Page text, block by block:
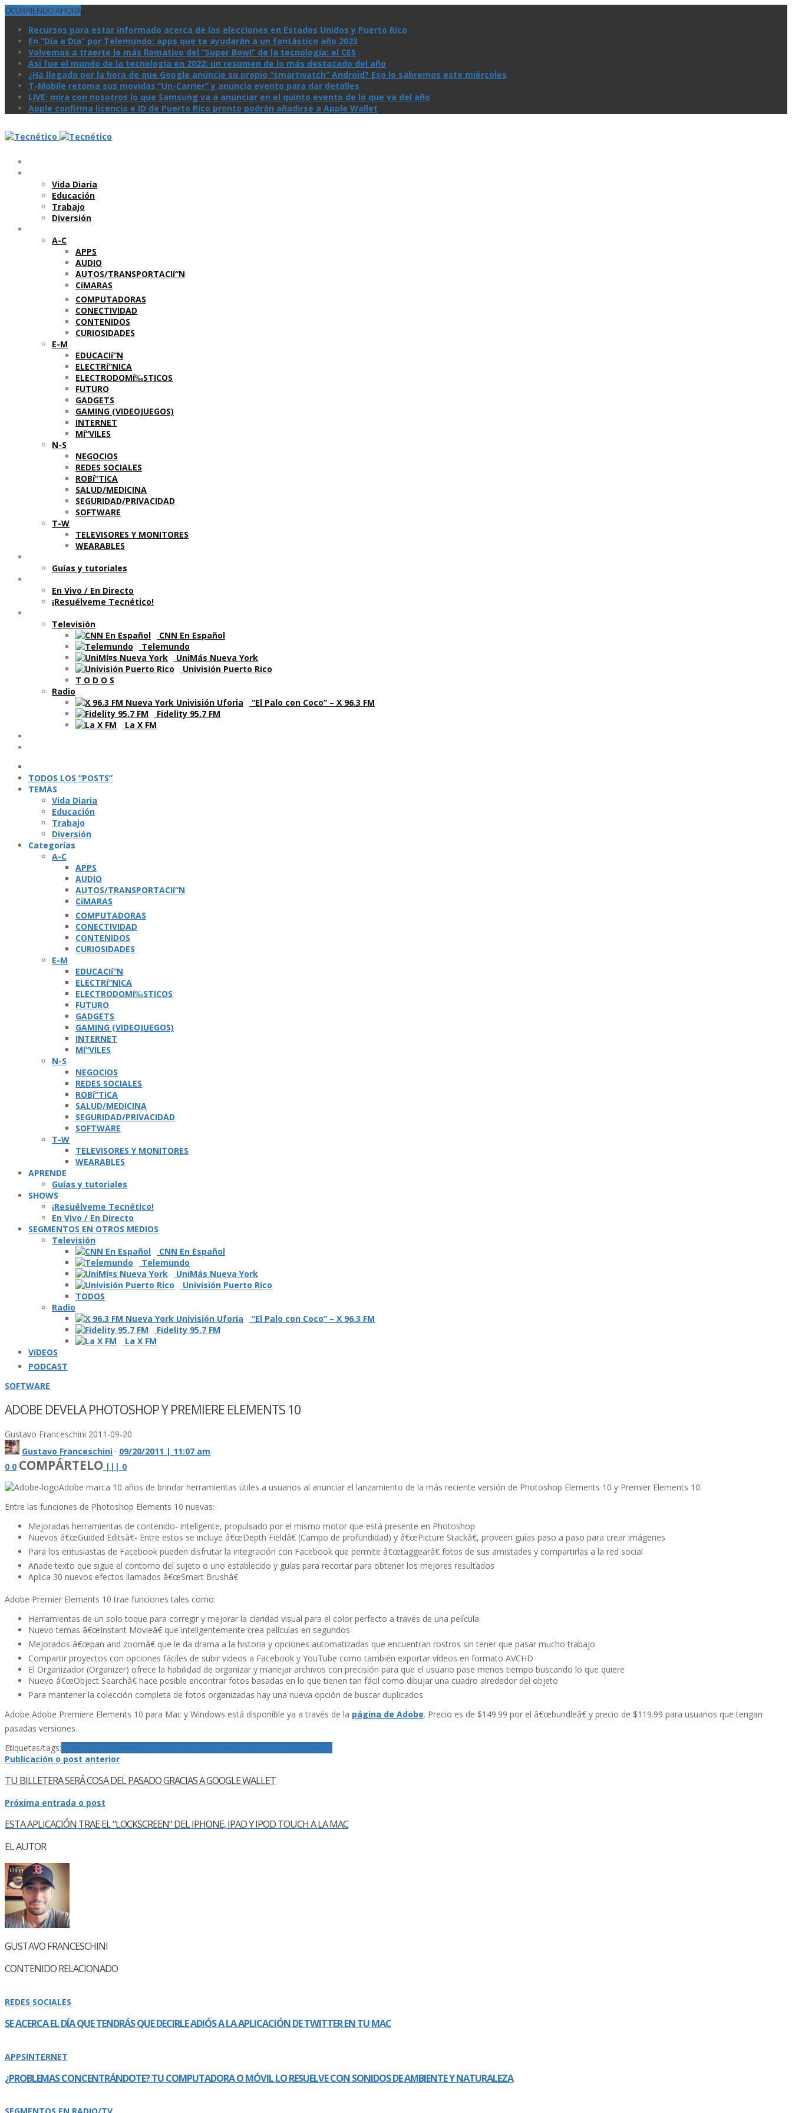
OCURRIENDO AHORA
Recursos para estar informado acerca de las elecciones en Estados Unidos y Puerto Rico
En “Día a Día” por Telemundo: apps que te ayudarán a un fantástico año 2023
Volvemos a traerte lo más llamativo del “Super Bowl” de la tecnologí­a: el CES
Así­ fue el mundo de la tecnologí­a en 2022: un resumen de lo más destacado del año
¿Ha llegado por la hora de que Google anuncie su propio “smartwatch” Android? Eso lo sabremos este miércoles
T-Mobile retoma sus movidas “Un-Carrier” y anuncia evento para dar detalles
LIVE: mira con nosotros lo que Samsung va a anunciar en el quinto evento de lo que va del año
Apple confirma licencia e ID de Puerto Rico pronto podrán añadirse a Apple Wallet
Vida Diaria
Educación
Trabajo
Diversión
A-C
APPS
AUDIO
AUTOS/TRANSPORTACIí“N
CíMARAS
COMPUTADORAS
CONECTIVIDAD
CONTENIDOS
CURIOSIDADES
E-M
EDUCACIí“N
ELECTRí“NICA
ELECTRODOMí‰STICOS
FUTURO
GADGETS
GAMING (VIDEOJUEGOS)
INTERNET
Mí“VILES
N-S
NEGOCIOS
REDES SOCIALES
ROBí“TICA
SALUD/MEDICINA
SEGURIDAD/PRIVACIDAD
SOFTWARE
T-W
TELEVISORES Y MONITORES
WEARABLES
Guí­as y tutoriales
En Vivo / En Directo
¡Resuélveme Tecnético!
Televisión
CNN En Español
Telemundo
UniMás Nueva York
Univisión Puerto Rico
T O D O S
Radio
“El Palo con Coco” – X 96.3 FM
Fidelity 95.7 FM
La X FM
TODOS LOS “POSTS”
TEMAS
Vida Diaria
Educación
Trabajo
Diversión
Categorí­as
A-C
APPS
AUDIO
AUTOS/TRANSPORTACIí“N
CíMARAS
COMPUTADORAS
CONECTIVIDAD
CONTENIDOS
CURIOSIDADES
E-M
EDUCACIí“N
ELECTRí“NICA
ELECTRODOMí‰STICOS
FUTURO
GADGETS
GAMING (VIDEOJUEGOS)
INTERNET
Mí“VILES
N-S
NEGOCIOS
REDES SOCIALES
ROBí“TICA
SALUD/MEDICINA
SEGURIDAD/PRIVACIDAD
SOFTWARE
T-W
TELEVISORES Y MONITORES
WEARABLES
APRENDE
Guí­as y tutoriales
SHOWS
¡Resuélveme Tecnético!
En Vivo / En Directo
SEGMENTOS EN OTROS MEDIOS
Televisión
CNN En Español
Telemundo
UniMás Nueva York
Univisión Puerto Rico
TODOS
Radio
“El Palo con Coco” – X 96.3 FM
Fidelity 95.7 FM
La X FM
VíDEOS
PODCAST
SOFTWARE
ADOBE DEVELA PHOTOSHOP Y PREMIERE ELEMENTS 10
Gustavo Franceschini 2011-09-20
Gustavo Franceschini · 09/20/2011 | 11:07 am
0 0 COMPÁRTELO | | | 0
Adobe marca 10 años de brindar herramientas útiles a usuarios al anunciar el lanzamiento de la más reciente versión de Photoshop Elements 10 y Premier Elements 10.
Entre las funciones de Photoshop Elements 10 nuevas:
Mejoradas herramientas de contenido- inteligente, propulsado por el mismo motor que está presente en Photoshop
Nuevos â€œGuided Editsâ€- Entre estos se incluye â€œDepth Fieldâ€ (Campo de profundidad) y â€œPicture Stackâ€, proveen guí­as paso a paso para crear imágenes
Para los entusiastas de Facebook pueden disfrutar la integración con Facebook que permite â€œtaggearâ€ fotos de sus amistades y compartirlas a la red social
Añade texto que sigue el contorno del sujeto o uno establecido y guí­as para recortar para obtener los mejores resultados
Aplica 30 nuevos efectos llamados â€œSmart Brushâ€
Adobe Premier Elements 10 trae funciones tales como:
Herramientas de un solo toque para corregir y mejorar la claridad visual para el color perfecto a través de una pelí­cula
Nuevo temas â€œInstant Movieâ€ que inteligentemente crea pelí­culas en segundos
Mejorados â€œpan and zoomâ€ que le da drama a la historia y opciones automatizadas que encuentran rostros sin tener que pasar mucho trabajo
Compartir proyectos con opciones fáciles de subir videos a Facebook y YouTube como también exportar ví­deos en formato AVCHD
El Organizador (Organizer) ofrece la habilidad de organizar y manejar archivos con precisión para que el usuario pase menos tiempo buscando lo que quiere
Nuevo â€œObject Searchâ€ hace posible encontrar fotos basadas en lo que tienen tan fácil como dibujar una cuadro alrededor del objeto
Para mantener la colección completa de fotos organizadas hay una nueva opción de buscar duplicados
Adobe Adobe Premiere Elements 10 para Mac y Windows está disponible ya a través de la página de Adobe. Precio es de $149.99 por el â€œbundleâ€ y precio de $119.99 para usuarios que tengan
pasadas versiones.
Etiquetas/tags:
Publicación o post anterior
TU BILLETERA SERÁ COSA DEL PASADO GRACIAS A GOOGLE WALLET
Próxima entrada o post
ESTA APLICACIÓN TRAE EL "LOCKSCREEN" DEL IPHONE, IPAD Y IPOD TOUCH A LA MAC
EL AUTOR
GUSTAVO FRANCESCHINI
CONTENIDO RELACIONADO
REDES SOCIALES
SE ACERCA EL DÍ­A QUE TENDRÁS QUE DECIRLE ADIÓS A LA APLICACIÓN DE TWITTER EN TU MAC
APPSINTERNET
¿PROBLEMAS CONCENTRÁNDOTE? TU COMPUTADORA O MÓVIL LO RESUELVE CON SONIDOS DE AMBIENTE Y NATURALEZA